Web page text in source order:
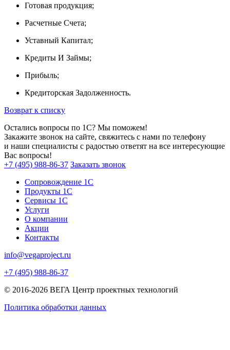
Готовая продукция;
Расчетные Счета;
Уставный Капитал;
Кредиты И Займы;
Прибыль;
Кредиторская Задолженность.
Возврат к списку
Остались вопросы по 1С? Мы поможем!
Закажите звонок на сайте, свяжитесь с нами по телефону
и наши специалисты с радостью ответят на все интересующие
Вас вопросы!
+7 (495) 988-86-37 Заказать звонок
Сопровождение 1С
Продукты 1С
Сервисы 1С
Услуги
О компании
Акции
Контакты
info@vegaproject.ru
+7 (495) 988-86-37
© 2016-2026 ВЕГА Центр проектных технологий
Политика обработки данных